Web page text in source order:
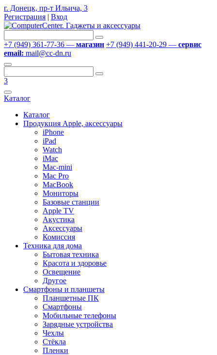
г. Донецк, пр-т Ильича, 3
Регистрация | Вход
+7 (949) 361-77-36 — магазин +7 (949) 441-20-29 — сервис
email: mail@cc-dn.ru
3
Каталог
Каталог
Продукция Apple, аксессуары
iPhone
iPad
Watch
iMac
Mac-mini
Mac Pro
MacBook
Мониторы
Базовые станции
Apple TV
Акустика
Аксессуары
Комиссия
Техника для дома
Бытовая техника
Красота и здоровье
Освещение
Другое
Смартфоны и планшеты
Планшетные ПК
Смартфоны
Мобильные телефоны
Зарядные устройства
Чехлы
Стёкла
Пленки